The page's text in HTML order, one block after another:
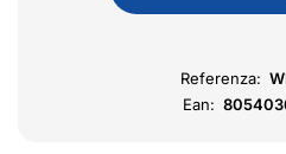
Referenza:
Ean: